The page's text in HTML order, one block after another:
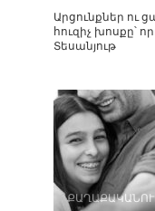
Արցունքներ ու
հուզիչ խոսքը՝
Տեսանյութ